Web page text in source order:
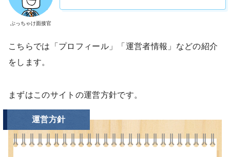
ぶっちゃけ面接官
こちらでは「プロフィール」「運営者情報」などの紹介
をします。
まずはこのサイトの運営方針です。
運営方針